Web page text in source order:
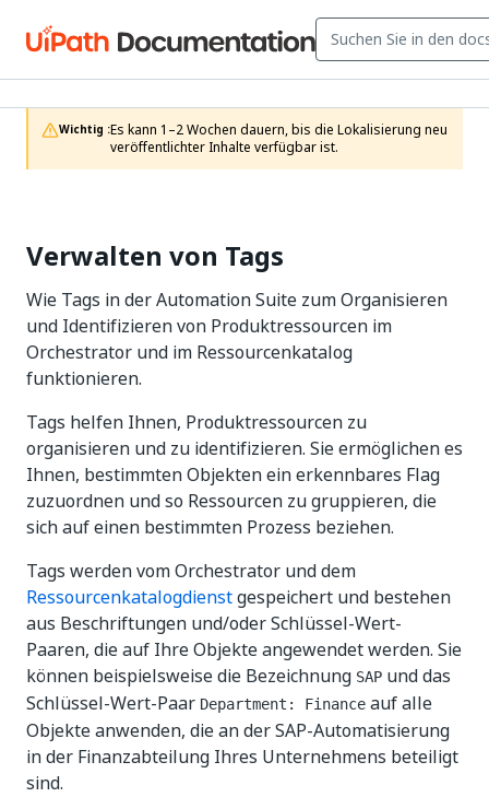
Wichtig :Es kann 1–2 Wochen dauern, bis die Lokalisierung neu
veröffentlichter Inhalte verfügbar ist.
Verwalten von Tags
Wie Tags in der Automation Suite zum Organisieren
und Identifizieren von Produktressourcen im
Orchestrator und im Ressourcenkatalog
funktionieren.
Tags helfen Ihnen, Produktressourcen zu
organisieren und zu identifizieren. Sie ermöglichen es
Ihnen, bestimmten Objekten ein erkennbares Flag
zuzuordnen und so Ressourcen zu gruppieren, die
sich auf einen bestimmten Prozess beziehen.
Tags werden vom Orchestrator und dem
Ressourcenkatalogdienstgespeichert und bestehen
aus Beschriftungen und/oder Schlüssel-Wert-
Paaren, die auf Ihre Objekte angewendet werden. Sie
können beispielsweise die Bezeichnung SAP und das
Schlüssel-Wert-Paar Department: Finance auf alle
Objekte anwenden, die an der SAP-Automatisierung
in der Finanzabteilung Ihres Unternehmens beteiligt
sind.